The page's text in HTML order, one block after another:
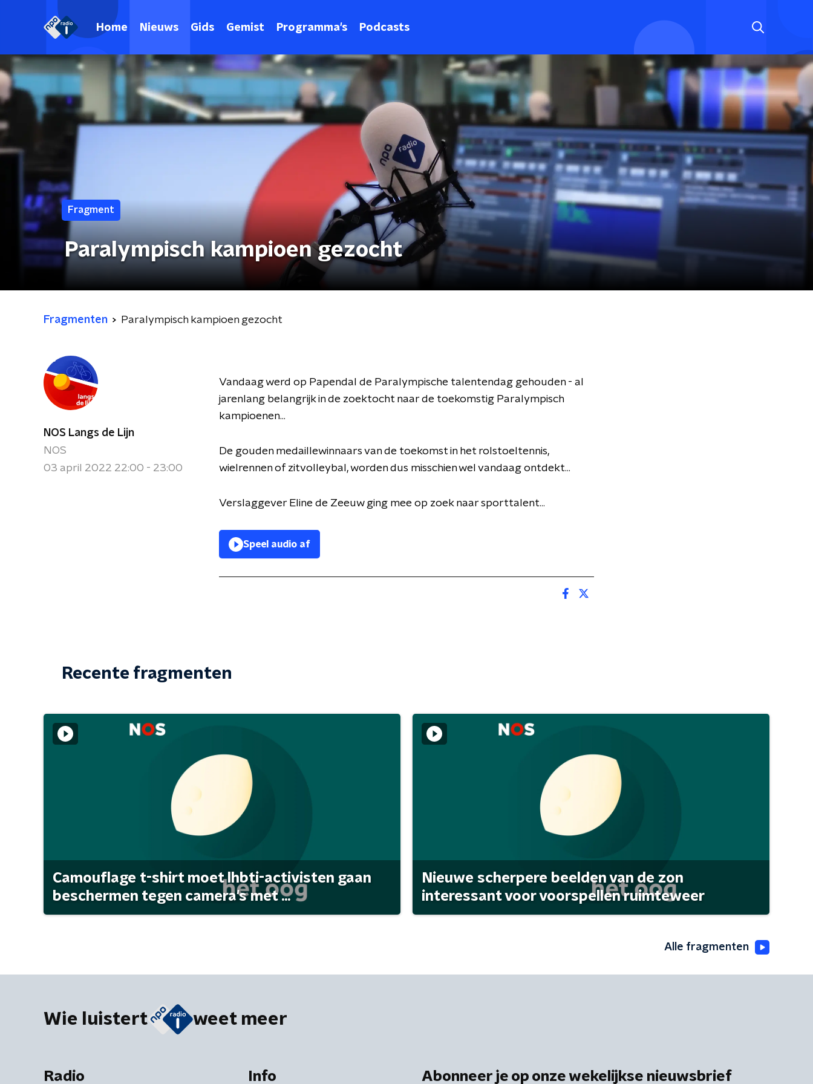
Home Nieuws Gids Gemist Programma's Podcasts
Fragment
Paralympisch kampioen gezocht
Fragmenten Paralympisch kampioen gezocht
NOS Langs de Lijn
NOS
03 april 2022 22:00 - 23:00
Vandaag werd op Papendal de Paralympische talentendag gehouden - al
jarenlang belangrijk in de zoektocht naar de toekomstig Paralympisch
kampioenen...
De gouden medaillewinnaars van de toekomst in het rolstoeltennis,
wielrennen of zitvolleybal, worden dus misschien wel vandaag ontdekt...
Verslaggever Eline de Zeeuw ging mee op zoek naar sporttalent...
Speel audio af
Recente fragmenten
Camouflage t-shirt moet lhbti-activisten gaan
beschermen tegen camera's met ...
Nieuwe scherpere beelden van de zon
interessant voor voorspellen ruimteweer
Alle fragmenten
Wie luistert weet meer
Radio Info Abonneer je op onze wekelijkse nieuwsbrief